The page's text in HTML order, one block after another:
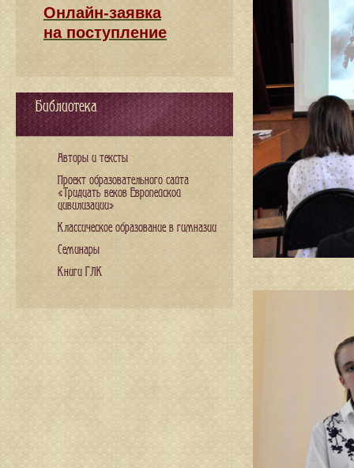
Онлайн-заявка
на поступление
Библиотека
Авторы и тексты
Проект образовательного сайта
«Тридцать веков Европейской
цивилизации»
Классическое образование в гимназии
Семинары
Книги ГЛК